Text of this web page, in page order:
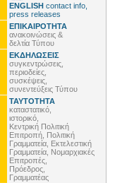
ENGLISH contact info,
press releases
ΕΠΙΚΑΙΡΟΤΗΤΑ
ανακοινώσεις &
δελτία Τύπου
ΕΚΔΗΛΩΣΕΙΣ
συγκεντρώσεις,
περιοδείες,
συσκέψεις,
συνεντεύξεις Τύπου
ΤΑΥΤΟΤΗΤΑ
καταστατικό,
ιστορικό,
Κεντρική Πολιτική
Επιτροπή, Πολιτική
Γραμματεία, Εκτελεστική
Γραμματεία, Νομαρχιακές
Επιτροπές,
Πρόεδρος,
Γραμματέας